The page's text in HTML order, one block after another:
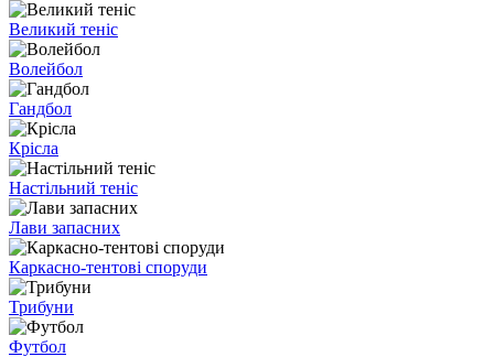
Великий теніс
Волейбол
Гандбол
Крісла
Настільний теніс
Лави запасних
Каркасно-тентові споруди
Трибуни
Футбол